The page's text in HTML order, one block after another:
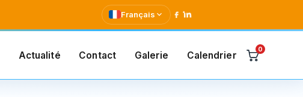
Français
Actualité Contact Galerie Calendrier
0